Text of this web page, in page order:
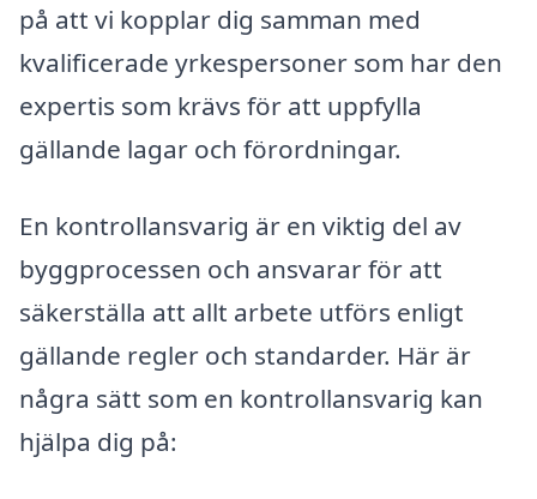
på att vi kopplar dig samman med
kvalificerade yrkespersoner som har den
expertis som krävs för att uppfylla
gällande lagar och förordningar.
En kontrollansvarig är en viktig del av
byggprocessen och ansvarar för att
säkerställa att allt arbete utförs enligt
gällande regler och standarder. Här är
några sätt som en kontrollansvarig kan
hjälpa dig på: